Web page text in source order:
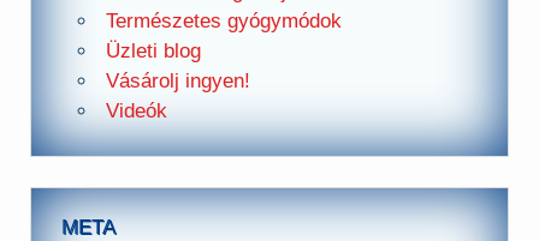
Természetes gyógymódok
Üzleti blog
Vásárolj ingyen!
Videók
META